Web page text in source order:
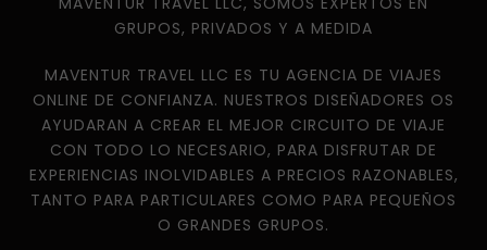
GRUPOS, PRIVADOS Y A MEDIDA
MAVENTUR TRAVEL LLC ES TU AGENCIA DE VIAJES
ONLINE DE CONFIANZA. NUESTROS DISEÑADORES OS
AYUDARAN A CREAR EL MEJOR CIRCUITO DE VIAJE
CON TODO LO NECESARIO, PARA DISFRUTAR DE
EXPERIENCIAS INOLVIDABLES A PRECIOS RAZONABLES,
TANTO PARA PARTICULARES COMO PARA PEQUEÑOS
O GRANDES GRUPOS.